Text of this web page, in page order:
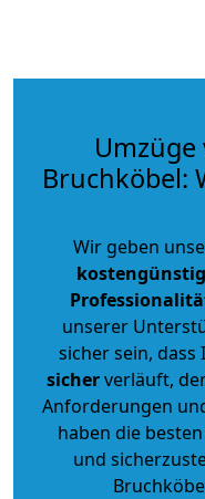
Bruchköbel:
Wir geben
kostengünstig
unserer
sicher sein, dass
sicherverläuft,
Anforderungen
haben die
und